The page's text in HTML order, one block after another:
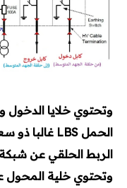
وتحتوي خلايا
وتحتوي خلية المحول